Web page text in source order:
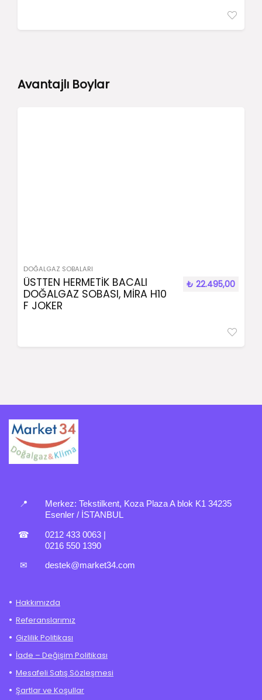
Avantajlı Boylar
DOĞALGAZ SOBALARI
ÜSTTEN HERMETİK BACALI
DOĞALGAZ SOBASI, MİRA H10
F JOKER
₺ 22.495,00
📍 Merkez: Tekstilkent, Koza Plaza A blok K1 34235
Esenler / İSTANBUL
☎ 0212 433 0063
0216 550 1390
✉ destek@market34.com
Hakkımızda
Referanslarımız
Gizlilik Politikası
İade – Değişim Politikası
Mesafeli Satış Sözleşmesi
Şartlar ve Koşullar